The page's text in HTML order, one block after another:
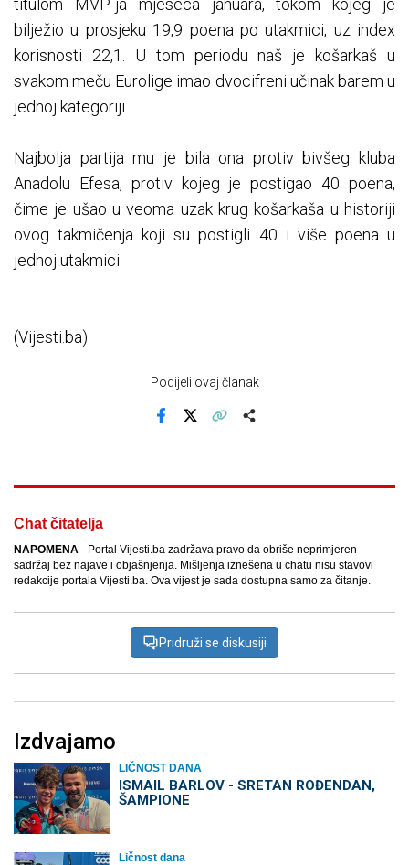
titulom MVP-ja mjeseca januara, tokom kojeg je
bilježio u prosjeku 19,9 poena po utakmici, uz index
korisnosti 22,1. U tom periodu naš je košarkaš u
svakom meču Eurolige imao dvocifreni učinak barem u
jednoj kategoriji.
Najbolja partija mu je bila ona protiv bivšeg kluba
Anadolu Efesa, protiv kojeg je postigao 40 poena,
čime je ušao u veoma uzak krug košarkaša u historiji
ovog takmičenja koji su postigli 40 i više poena u
jednoj utakmici.
(Vijesti.ba)
Podijeli ovaj članak
Chat čitatelja
NAPOMENA - Portal Vijesti.ba zadržava pravo da obriše neprimjeren
sadržaj bez najave i objašnjenja. Mišljenja iznešena u chatu nisu stavovi
redakcije portala Vijesti.ba. Ova vijest je sada dostupna samo za čitanje.
Pridruži se diskusiji
Izdvajamo
LIČNOST DANA
ISMAIL BARLOV - SRETAN ROĐENDAN,
ŠAMPIONE
Ličnost dana